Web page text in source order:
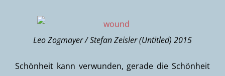
Leo Zogmayer / Stefan Zeisler (Untitled) 2015
Schönheit kann verwunden, gerade die Schönheit